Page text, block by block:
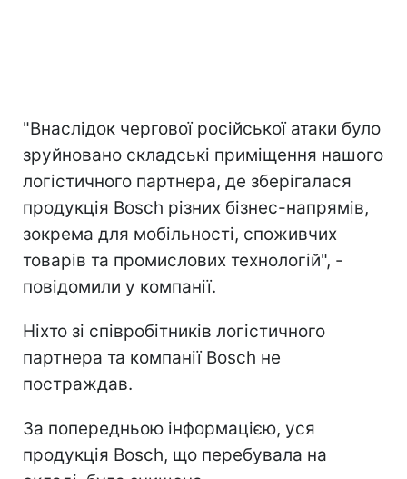
"Внаслідок чергової російської атаки було
зруйновано складські приміщення нашого
логістичного партнера, де зберігалася
продукція Bosch різних бізнес-напрямів,
зокрема для мобільності, споживчих
товарів та промислових технологій", -
повідомили у компанії.
Ніхто зі співробітників логістичного
партнера та компанії Bosch не
постраждав.
За попередньою інформацією, уся
продукція Bosch, що перебувала на